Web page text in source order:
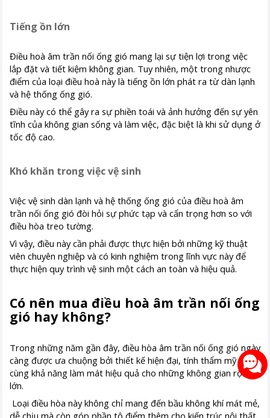
Tiếng ồn lớn
Điều hoà âm trần nối ống gió mang lại sự tiện lợi trong việc
lắp đặt và tiết kiệm không gian. Tuy nhiên, một trong nhược
điểm của loại điều hoà này là tiếng ồn lớn phát ra từ dàn lạnh
và hệ thống ống gió.
Điều này có thể gây ra sự phiền toái và ảnh hưởng đến sự yên
tĩnh của không gian sống và làm việc, đặc biệt là khi sử dụng ở
tốc độ cao.
Khó khăn trong việc vệ sinh
Việc vệ sinh dàn lạnh và hệ thống ống gió của điều hoà âm
trần nối ống gió đòi hỏi sự phức tạp và cẩn trọng hơn so với
điều hòa treo tường.
Vì vậy, điều này cần phải được thực hiện bởi những kỹ thuật
viên chuyên nghiệp và có kinh nghiệm trong lĩnh vực này để
thực hiện quy trình vệ sinh một cách an toàn và hiệu quả.
Có nên mua điều hoà âm trần nối ống
gió hay không?
Trong những năm gần đây, điều hòa âm trần nối ống gió ngày
càng được ưa chuộng bởi thiết kế hiện đại, tính thẩm mỹ cao
cùng khả năng làm mát hiệu quả cho những không gian rộng
lớn.
Loại điều hòa này không chỉ mang đến bầu không khí mát mẻ,
dễ chịu mà còn góp phần tô điểm thêm cho kiến trúc nội thất,